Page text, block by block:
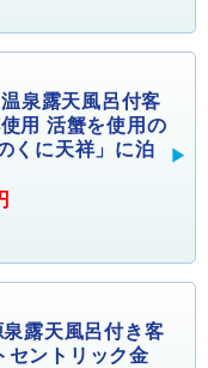
泉露天風呂付客
用 活蟹を使用の
くに天祥」に泊
露天風呂付き客
セントリック金